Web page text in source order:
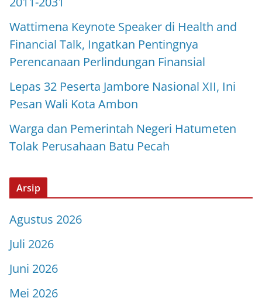
Wattimena Keynote Speaker di Health and
Financial Talk, Ingatkan Pentingnya
Perencanaan Perlindungan Finansial
Lepas 32 Peserta Jambore Nasional XII, Ini
Pesan Wali Kota Ambon
Warga dan Pemerintah Negeri Hatumeten
Tolak Perusahaan Batu Pecah
Arsip
Agustus 2026
Juli 2026
Juni 2026
Mei 2026